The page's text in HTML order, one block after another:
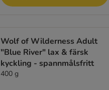
Wolf of Wilderness Adult
"Blue River" lax & färsk
kyckling - spannmålsfritt
400 g